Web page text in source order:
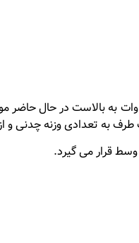
سه فاز یک و دو سرعته که قدرت آنها 3/5
به تعدادی وزنه چدنی و
قرار می گیرد.